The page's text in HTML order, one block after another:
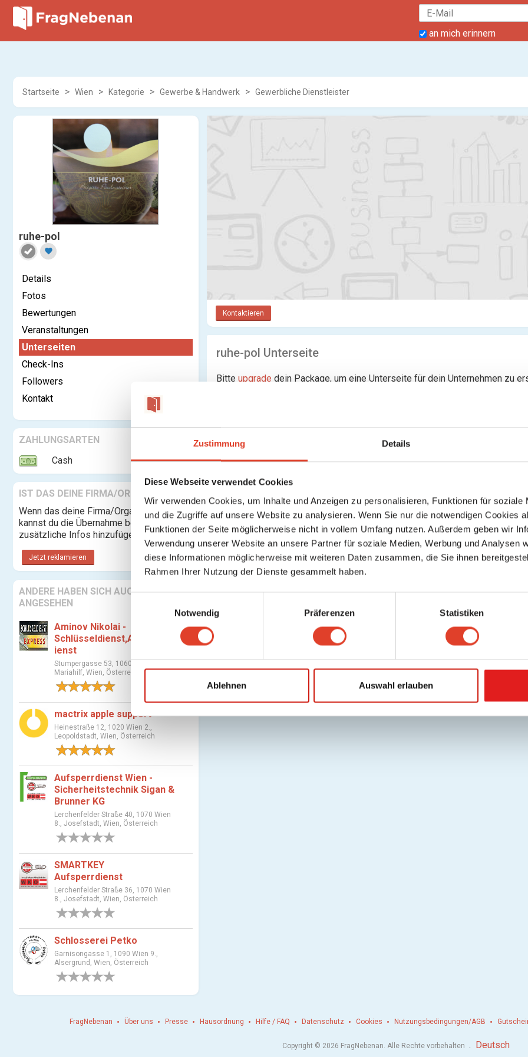
Zustimmung Details
Diese Webseite verwendet Cookies
Wir verwenden Cookies, um Inhalte und Anzeigen zu personalisieren, Funktionen für soziale
und die Zugriffe auf unsere Website zu analysieren. Wenn Sie nur die notwendigen Cookies
Funktionen der Seite möglicherweise nicht in vollem Umfang nutzen. Außerdem geben wir
Verwendung unserer Website an unsere Partner für soziale Medien, Werbung und Analysen
diese Informationen möglicherweise mit weiteren Daten zusammen, die Sie ihnen
Rahmen Ihrer Nutzung der Dienste gesammelt haben.
w
g
u
n
s
a
s
w
h
Notwendig Präferenzen Statistiken
Ablehnen Auswahl erlauben
an mich erinnern
Startseite Wien Kategorie Gewerbe & Handwerk Gewerbliche Dienstleister
ruhe-pol
favorite
Details
Fotos
Bewertungen
Veranstaltungen
Unterseiten
Check-Ins
Followers
Kontakt
ZAHLUNGSARTEN
Cash
IST DAS DEINE FIRMA/ORGANISATION?
Wenn das deine Firma/Organisation ist,
kannst du die Übernahme beantragen und
zusätzliche Infos hinzufügen.
Jetzt reklamieren
ANDERE HABEN SICH AUCH
ANGESEHEN
Aminov Nikolai -
Schlüsseldienst,Aufsperrd
ienst
Stumpergasse 53, 1060 Wien 6.,
Mariahilf, Wien, Österreich
mactrix apple support
Heinestraße 12, 1020 Wien 2.,
Leopoldstadt, Wien, Österreich
Aufsperrdienst Wien -
Sicherheitstechnik Sigan &
Brunner KG
Lerchenfelder Straße 40, 1070 Wien
8., Josefstadt, Wien, Österreich
SMARTKEY
Aufsperrdienst
Lerchenfelder Straße 36, 1070 Wien
8., Josefstadt, Wien, Österreich
Schlosserei Petko
Garnisongasse 1, 1090 Wien 9.,
Alsergrund, Wien, Österreich
Kontaktieren
ruhe-pol Unterseite
Bitte upgradedein Package, um eine Unterseite für dein Unternehmen zu
FragNebenan Über uns Presse Hausordnung Hilfe / FAQ Datenschutz Cookies Nutzungsbedingungen/AGB
Copyright © 2026 FragNebenan. Alle Rechte vorbehalten . Deutsch